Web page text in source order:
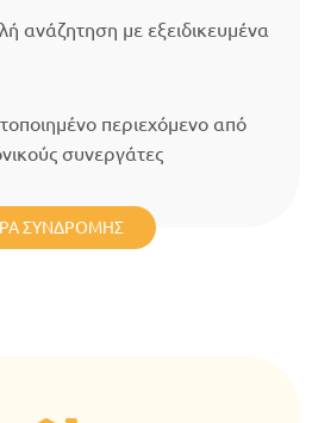
ανάζητηση με εξειδικευμένα
περιεχόμενο από
συνεργάτες
ΣΥΝΔΡΟΜΉΣ